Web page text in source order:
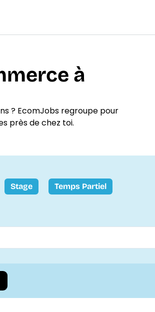
à
? EcomJobs regroupe pour
près de chez toi.
Stage
Temps Partiel